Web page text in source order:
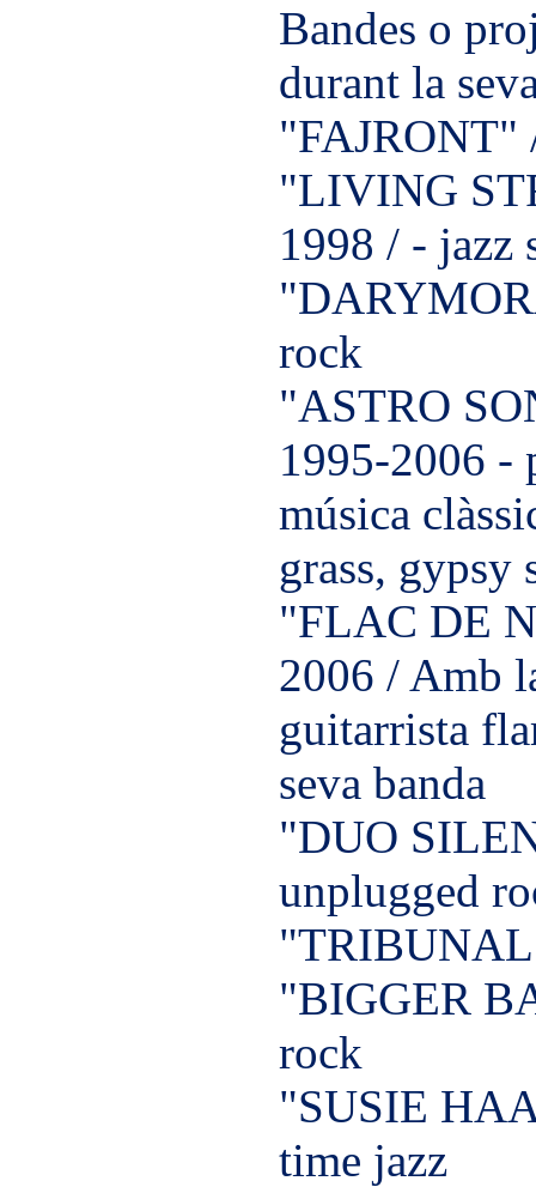
Bandes o
durant la
"FAJRONT"
"LIVING
1998 / - jazz
rock
"ASTRO
1995-2006 -
música
grass, gypsy
"FLAC DE
2006 / Amb
guitarrista
seva banda
"DUO
unplugged
"BIGGER
rock
"SUSIE
time jazz